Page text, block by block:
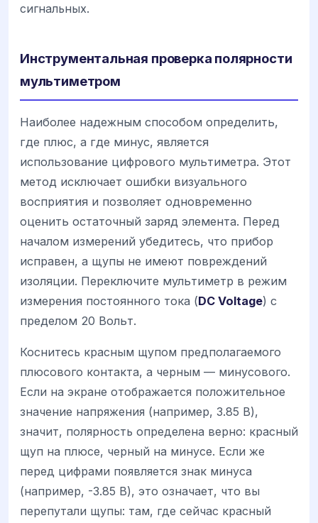
сигнальных.
Инструментальная проверка полярности
мультиметром
Наиболее надежным способом определить,
где плюс, а где минус, является
использование цифрового мультиметра. Этот
метод исключает ошибки визуального
восприятия и позволяет одновременно
оценить остаточный заряд элемента. Перед
началом измерений убедитесь, что прибор
исправен, а щупы не имеют повреждений
изоляции. Переключите мультиметр в режим
измерения постоянного тока (DC Voltage) с
пределом 20 Вольт.
Коснитесь красным щупом предполагаемого
плюсового контакта, а черным — минусового.
Если на экране отображается положительное
значение напряжения (например, 3.85 В),
значит, полярность определена верно: красный
щуп на плюсе, черный на минусе. Если же
перед цифрами появляется знак минуса
(например, -3.85 В), это означает, что вы
перепутали щупы: там, где сейчас красный